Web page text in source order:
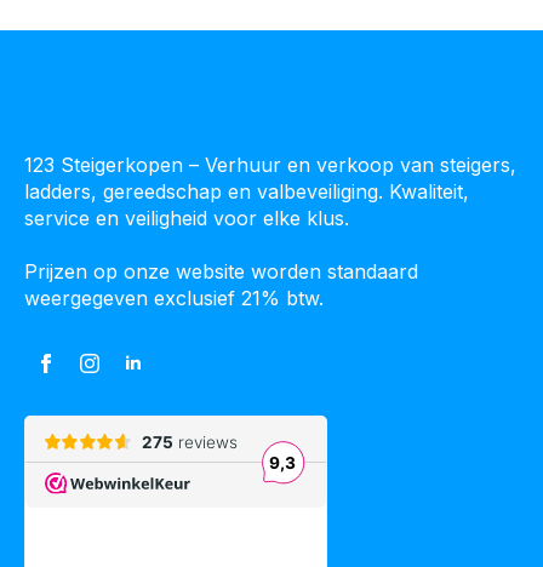
123 Steigerkopen – Verhuur en verkoop van steigers,
ladders, gereedschap en valbeveiliging. Kwaliteit,
service en veiligheid voor elke klus.
Prijzen op onze website worden standaard
weergegeven exclusief 21% btw.